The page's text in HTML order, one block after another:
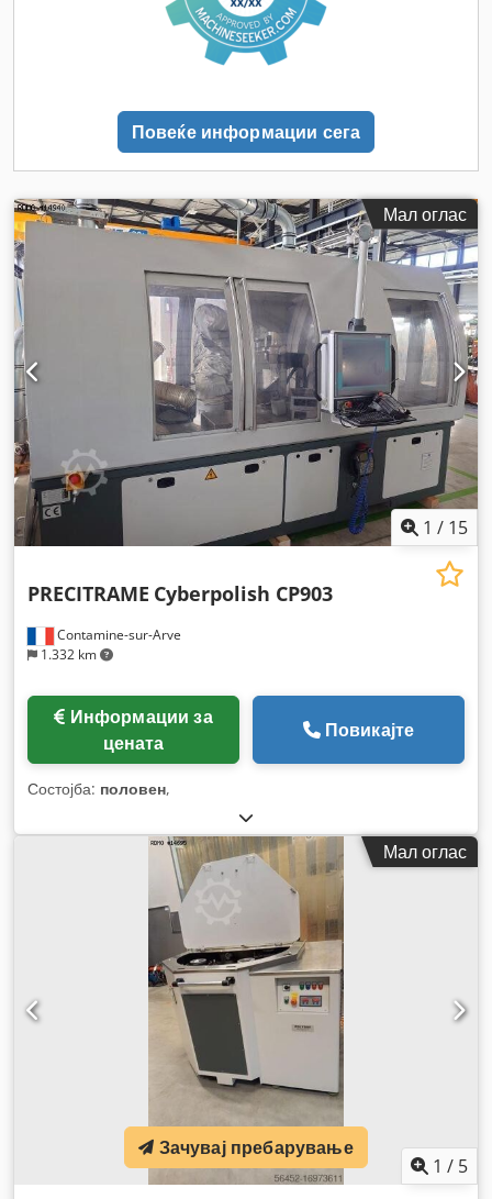
Повеќе информации сега
Мал оглас
1 / 15
Contamine-sur-Arve
1.332 km
PRECITRAME Cyberpolish CP903
цената
Повикајте
Состојба: половен,
Мал оглас
1 / 5
Зачувај пребарување